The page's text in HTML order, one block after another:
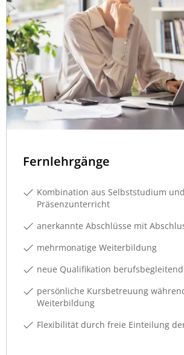
Fernlehrgänge
Kombination aus Selbststudium und
Präsenzunterricht
anerkannte Abschlüsse mit
mehrmonatige Weiterbildung
neue Qualifikation
persönliche Kursbetreuung
Weiterbildung
Flexibilität durch freie Einteilung